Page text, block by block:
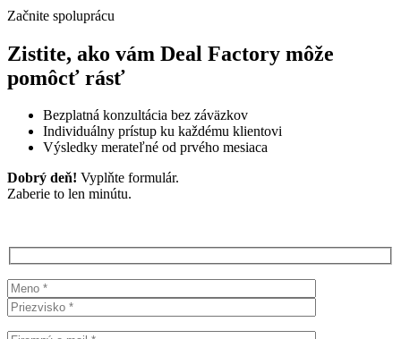
Začnite spoluprácu
Zistite, ako vám Deal Factory môže
pomôcť rásť
Bezplatná konzultácia bez záväzkov
Individuálny prístup ku každému klientovi
Výsledky merateľné od prvého mesiaca
Dobrý deň! Vyplňte formulár.
Zaberie to len minútu.